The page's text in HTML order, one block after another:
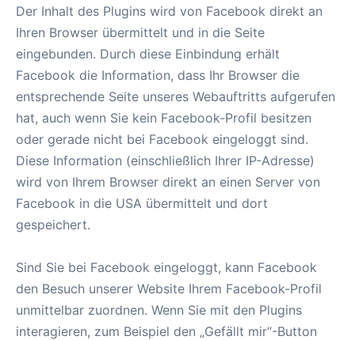
Der Inhalt des Plugins wird von Facebook direkt an
Ihren Browser übermittelt und in die Seite
eingebunden. Durch diese Einbindung erhält
Facebook die Information, dass Ihr Browser die
entsprechende Seite unseres Webauftritts aufgerufen
hat, auch wenn Sie kein Facebook-Profil besitzen
oder gerade nicht bei Facebook eingeloggt sind.
Diese Information (einschließlich Ihrer IP-Adresse)
wird von Ihrem Browser direkt an einen Server von
Facebook in die USA übermittelt und dort
gespeichert.
Sind Sie bei Facebook eingeloggt, kann Facebook
den Besuch unserer Website Ihrem Facebook-Profil
unmittelbar zuordnen. Wenn Sie mit den Plugins
interagieren, zum Beispiel den „Gefällt mir“-Button